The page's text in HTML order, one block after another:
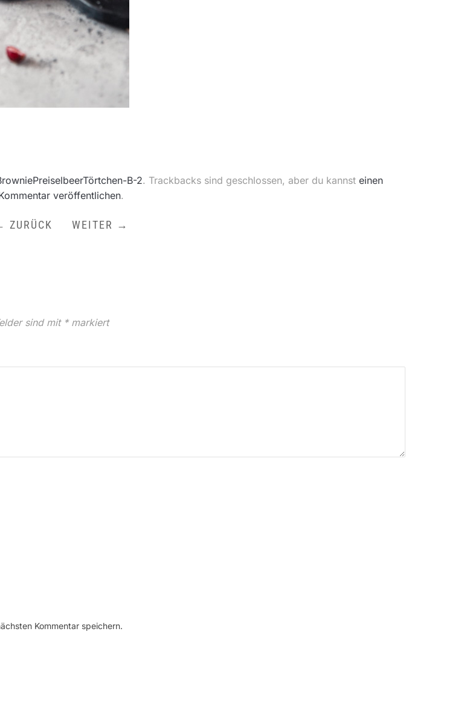
B-2. Trackbacks sind geschlossen, aber du kannst einen
veröffentlichen.
ZURÜCK WEITER →
sind mit *markiert
Kommentar speichern.